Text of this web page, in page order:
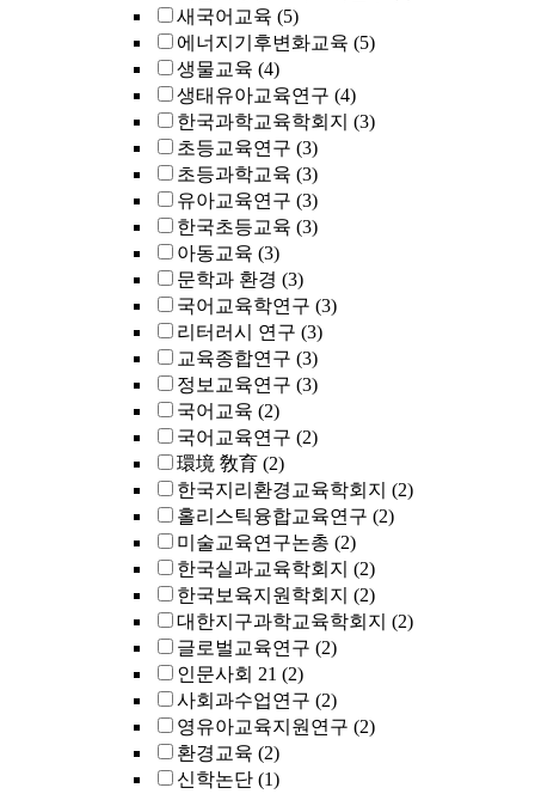
새국어교육 (5)
에너지기후변화교육 (5)
생물교육 (4)
생태유아교육연구 (4)
한국과학교육학회지 (3)
초등교육연구 (3)
초등과학교육 (3)
유아교육연구 (3)
한국초등교육 (3)
아동교육 (3)
문학과 환경 (3)
국어교육학연구 (3)
리터러시 연구 (3)
교육종합연구 (3)
정보교육연구 (3)
국어교육 (2)
국어교육연구 (2)
環境 敎育 (2)
한국지리환경교육학회지 (2)
홀리스틱융합교육연구 (2)
미술교육연구논총 (2)
한국실과교육학회지 (2)
한국보육지원학회지 (2)
대한지구과학교육학회지 (2)
글로벌교육연구 (2)
인문사회 21 (2)
사회과수업연구 (2)
영유아교육지원연구 (2)
환경교육 (2)
신학논단 (1)